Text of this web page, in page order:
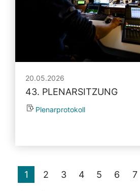
20.05.2026
43. PLENARSITZUNG
Plenarprotokoll
1 2 3 4 5 6 7